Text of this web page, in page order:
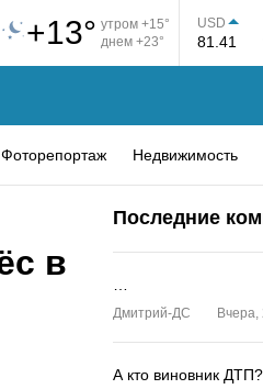
+13° утром +15°
днем +23°
USD
81.41
Фоторепортаж Недвижимость
в
Последние
Дмитрий-ДС Вчера,
А кто виновник